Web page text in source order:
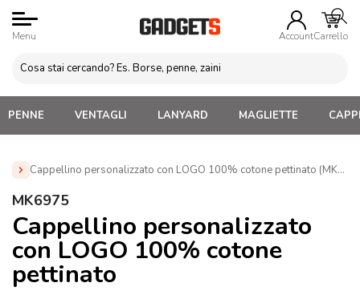
Menu AccountCarrello
PENNE VENTAGLI LANYARD MAGLIETTE
Cappellino personalizzato con LOGO 100% cotone pettinato
Home »
personalizzato con LOGO 100% cotone pettinato (MK6975)
MK6975
Cappellino personalizzato
con LOGO 100% cotone
pettinato